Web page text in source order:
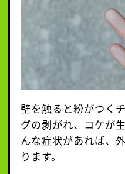
壁を触ると粉がつく
グの剥がれ、コケが
んな症状があれば、
ります。